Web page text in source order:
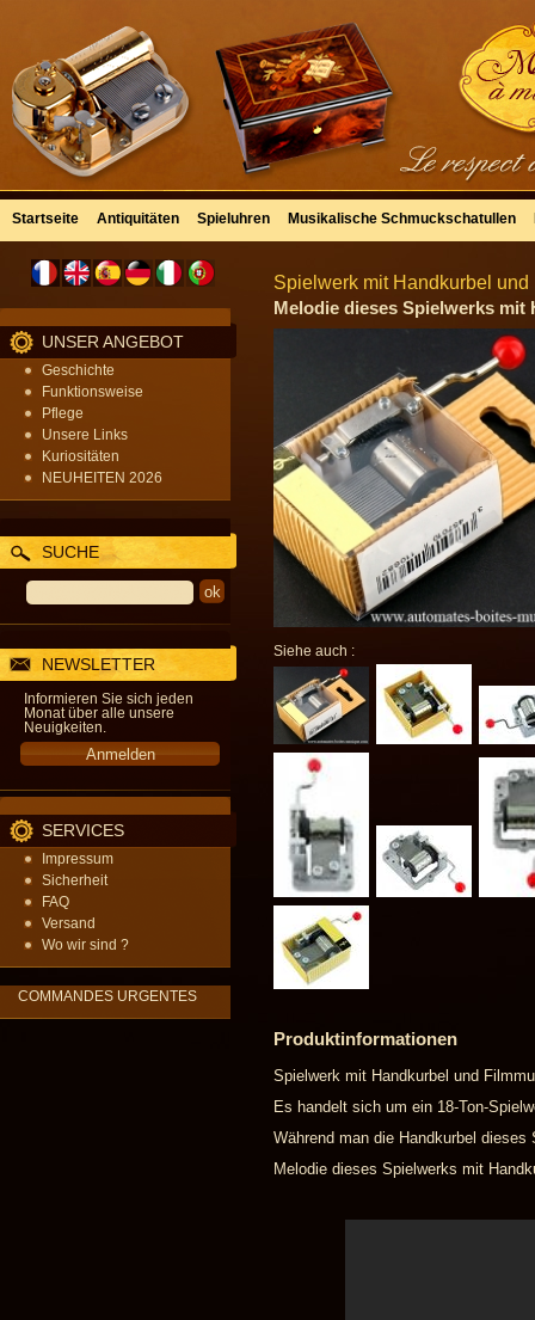
Startseite Antiquitäten Spieluhren Musikalische Schmuckschatullen
UNSER ANGEBOT
Geschichte
Funktionsweise
Pflege
Unsere Links
Kuriositäten
NEUHEITEN 2026
SUCHE
NEWSLETTER
Informieren Sie sich jeden
Monat über alle unsere
Neuigkeiten.
SERVICES
Impressum
Sicherheit
FAQ
Versand
Wo wir sind ?
COMMANDES URGENTES
Spielwerk mit Handkurbel
Melodie dieses Spielwerks mit
Siehe auch :
Produktinformationen
Spielwerk mit Handkurbel und
Es handelt sich um ein 18-Ton-
Während man die Handkurbel
Melodie dieses Spielwerks mit